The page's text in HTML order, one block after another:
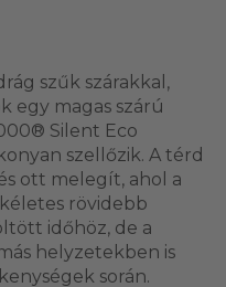
szűk szárakkal,
egy magas szárú
Silent Eco
szellőzik. A térd
ott melegít, ahol a
rövidebb
időhöz, de a
helyzetekben is
során.